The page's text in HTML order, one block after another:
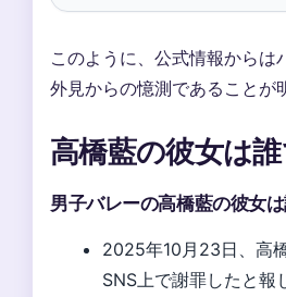
このように、公式情報から
外見からの憶測であることが
高橋藍の彼女は
男子バレーの高橋藍の彼女
2025年10月23日、高
SNS上で謝罪したと報